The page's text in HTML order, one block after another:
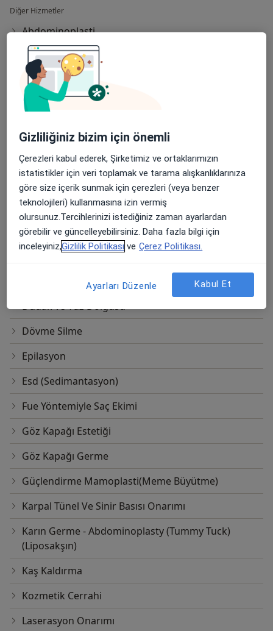
Diğer Hizmetler
Abdominoplasti
Blefaroplasti
Botoks
Botoks Enjeksiyonu
Burun Estetiği
Cilt Estetiği
Cilt Yenileme
Deri Grefti Uygulaması
Dikiş
Dudak Büyütme
Dudak ve Yüz Dolgusu
Dövme Silme
Epilasyon
Esd (Sedimantasyon)
Fue Yöntemiyle Saç Ekimi
Göz Kapağı Estetiği
Göz Kapağı Germe
Güçlendirme Mamoplasti(Meme Büyütme)
Karpal Tünel Ve Sinir Basısı Onarımı
Karın Germe - Abdominoplasty (Tummy Tuck)
(Liposakşın)
Kaş Kaldırma
Kozmetik Cerrahi
Laserasyon Onarımı
Gizliliğiniz bizim için önemli
Çerezleri kabul ederek, Şirketimiz ve ortaklarımızın
istatistikler için veri toplamak ve tarama alışkanlıklarınıza
göre size içerik sunmak için çerezleri (veya benzer
teknolojileri) kullanmasına izin vermiş
olursunuz.Tercihlerinizi istediğiniz zaman ayarlardan
görebilir ve güncelleyebilirsiniz. Daha fazla bilgi için
inceleyiniz,Gizlilik Politikası ve Çerez Politikası.
Ayarları Düzenle Kabul Et